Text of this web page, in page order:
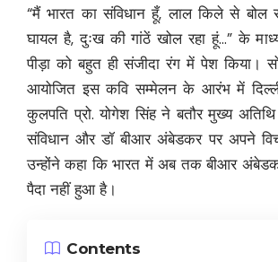
“मैं भारत का संविधान हूँ, लाल किले से बोल
घायल है, दुःख की गांठें खोल रहा हूं…” के
पीड़ा को बहुत ही संजीदा रंग में पेश किया।
आयोजित इस कवि सम्मेलन के आरंभ में दिल्ली
कुलपति प्रो. योगेश सिंह ने बतौर मुख्य
संविधान और डॉ बीआर अंबेडकर पर अपने
उन्होंने कहा कि भारत में अब तक बीआर
पैदा नहीं हुआ है।
Contents